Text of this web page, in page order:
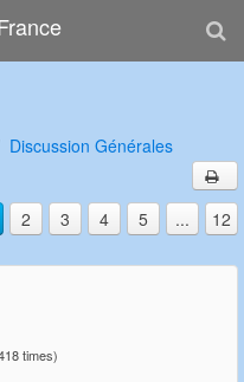
Discussion Générales
2 3 4 5 ... 12
times)